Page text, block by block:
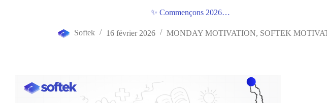
✨ Commençons 2026…
Softek 16 février 2026 MONDAY MOTIVATION, SOFTEK